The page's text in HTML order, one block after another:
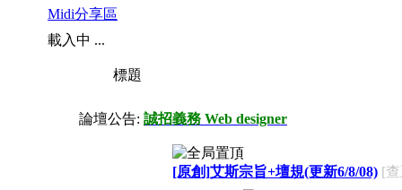
Midi分享區
載入中 ...
標題
論壇公告: 誠招義務 Web designer
[原創]艾斯宗旨+壇規(更新6/8/08) [